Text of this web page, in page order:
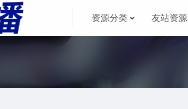
资源分类 友站资源